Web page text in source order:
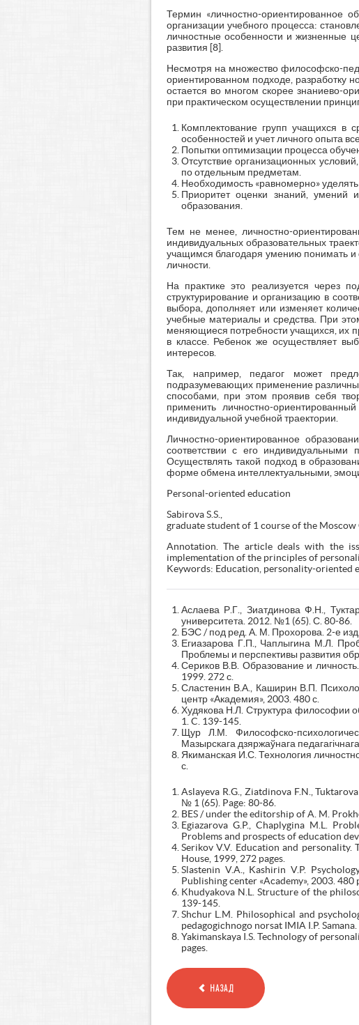
Термин «личностно-ориентированное
организации учебного процесса:
личностные особенности и жизненные
развития [8].
Несмотря на множество философско-
ориентированном подходе, разработку
остается во многом скорее знаниево-
при практическом осуществлении
Комплектование групп учащихся в
особенностей и учет личного опыта
Попытки оптимизации процесса
Отсутствие организационных
по отдельным предметам.
Необходимость «равномерно»
Приоритет оценки знаний, умений
образования.
Тем не менее, личностно-
индивидуальных образовательных
учащимся благодаря умению понимать и
личности.
На практике это реализуется через
структурирование и организацию в
выбора, дополняет или изменяет
учебные материалы и средства. При
меняющиеся потребности учащихся, их
в классе. Ребенок же осуществляет
интересов.
Так, например, педагог может
подразумевающих применение
способами, при этом проявив себя
применить личностно-
индивидуальной учебной траектории.
Личностно-ориентированное
соответствии с его
Осуществлять такой подход в
форме обмена интеллектуальными,
Personal-oriented education
Sabirova S.S.,
graduate student of 1 course of the
Annotation. The article deals with the
implementation of the principles of
Keywords: Education, personality-oriented
Аслаева Р.Г., Зиатдинова Ф.Н.,
университета. 2012. №1 (65). С. 80-86.
БЭС / под ред. А. М. Прохорова. 2-е
Егиазарова Г.П., Чаплыгина М.Л.
Проблемы и перспективы развития
Сериков В.В. Образование и
1999. 272 с.
Сластенин В.А., Каширин В.П.
центр «Академия», 2003. 480 с.
Худякова Н.Л. Структура философии
1. C. 139-145.
Щур Л.М. Философско-
Мазырскага дзяржаўнага
Якиманская И.С. Технология
с.
Aslayeva R.G., Ziatdinova F.N.,
№ 1 (65). Page: 80-86.
BES / under the editorship of A. M.
Egiazarova G.P., Chaplygina M.L.
Problems and prospects of education
Serikov V.V. Education and
House, 1999, 272 pages.
Slastenin V.A., Kashirin V.P.
Publishing center «Academy», 2003. 480
Khudyakova N.L. Structure of the
139-145.
Shchur L.M. Philosophical and
pedagogichnogo norsat IMIA I.P.
Yakimanskaya I.S. Technology of
pages.
НАЗАД